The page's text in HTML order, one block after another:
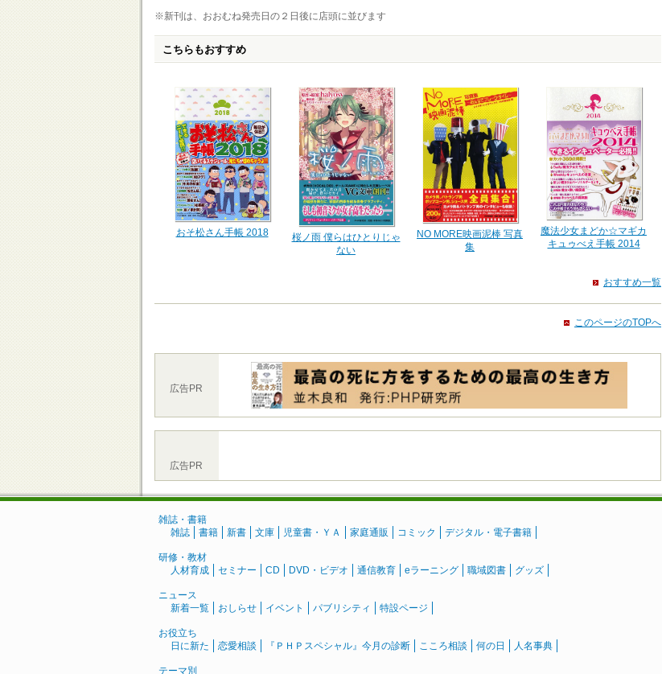
※新刊は、おおむね発売日の２日後に店頭に並びます
こちらもおすすめ
おそ松さん手帳 2018
桜ノ雨 僕らはひとりじゃ
ない
NO MORE映画泥棒 写真
集
魔法少女まどか☆マギカ
キュゥべえ手帳 2014
おすすめ一覧
このページのTOPへ
広告PR
広告PR
雑誌・書籍
雑誌
書籍 新書 文庫 児童書・ＹＡ 家庭通販 コミック デジタル・電子書籍
研修・教材
人材育成
セミナー CD DVD・ビデオ 通信教育 eラーニング 職域図書 グッズ
ニュース
新着一覧
おしらせ イベント パブリシティ 特設ページ
お役立ち
日に新た
恋愛相談 『ＰＨＰスペシャル』今月の診断 こころ相談 何の日 人名事典
テーマ別